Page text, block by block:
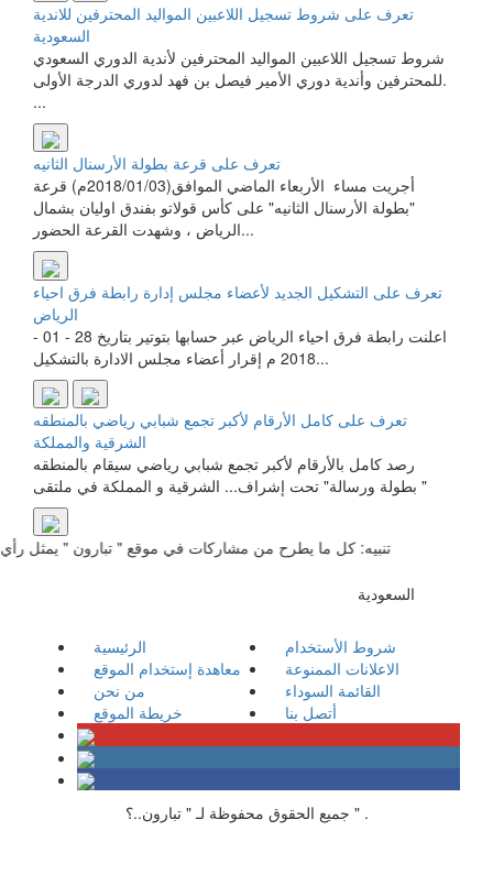
تعرف على شروط تسجيل اللاعبين المواليد المحترفين للاندية
السعودية
شروط تسجيل اللاعبين المواليد المحترفين لأندية الدوري السعودي
للمحترفين وأندية دوري الأمير فيصل بن فهد لدوري الدرجة الأولى.
...
تعرف على قرعة بطولة الأرسنال الثانيه
أجريت مساء الأربعاء الماضي الموافق(2018/01/03م) قرعة
"بطولة الأرسنال الثانيه" على كأس قولاتو بفندق اوليان بشمال
الرياض ، وشهدت القرعة الحضور...
تعرف على التشكيل الجديد لأعضاء مجلس إدارة رابطة فرق احياء
الرياض
اعلنت رابطة فرق احياء الرياض عبر حسابها بتوتير بتاريخ 28 - 01 -
2018 م إقرار أعضاء مجلس الادارة بالتشكيل...
تعرف على كامل الأرقام لأكبر تجمع شبابي رياضي بالمنطقه
الشرقية والمملكة
رصد كامل بالأرقام لأكبر تجمع شبابي رياضي سيقام بالمنطقه
الشرقية‬⁩ و المملكة في ملتقى ⁧ " بطولة ورسالة" تحت إشراف...
تنبيه: كل ما يطرح من مشاركات في موقع " تبارون " يمثل رأي
السعودية
الرئيسية
شروط الأستخدام
معاهدة إستخدام الموقع
الاعلانات الممنوعة
من نحن
القائمة السوداء
خريطة الموقع
أتصل بنا
جميع الحقوق محفوظة لـ " تبارون..؟ " .